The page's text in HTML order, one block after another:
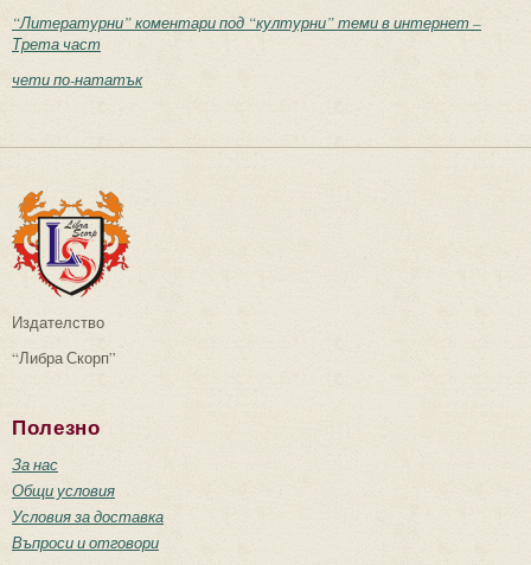
“Литературни” коментари под “културни” теми в интернет –
Трета част
чети по-нататък
Издателство
“Либра Скорп”
Полезно
За нас
Общи условия
Условия за доставка
Въпроси и отговори